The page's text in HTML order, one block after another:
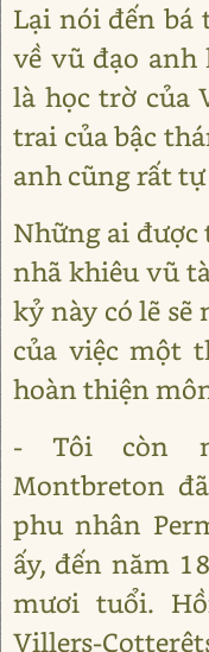
Lại nói đến bá
về vũ đạo anh
là học trờ của
trai của bậc
anh cũng rất
Những ai
nhã khiêu vũ
kỷ này có lẽ
của việc một
hoàn thiện
- Tôi còn
Montbreton
phu nhân
ấy, đến năm
mươi tuổi.
Villers-